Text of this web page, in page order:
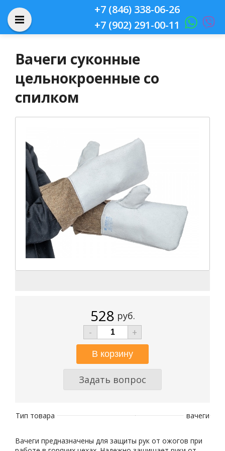
+7 (846) 338-06-26
+7 (902) 291-00-11
Вачеги суконные
цельнокроенные со
спилком
528 руб.
-
+
Задать вопрос
Тип товара вачеги
Вачеги предназначены для защиты рук от ожогов при